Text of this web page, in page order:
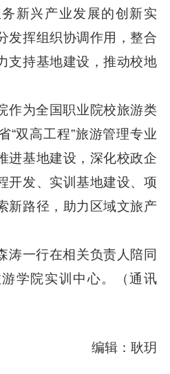
新兴产业发展的创新实
发挥组织协调作用，整合
支持基地建设，推动校地
作为全国职业院校旅游类
“双高工程”旅游管理专业
进基地建设，深化校政企
开发、实训基地建设、项
新路径，助力区域文旅产
涛一行在相关负责人陪同
学院实训中心。（通讯
编辑：耿玥